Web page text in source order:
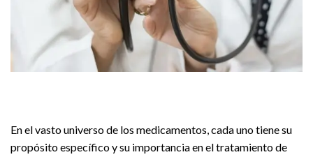
En el vasto universo de los medicamentos, cada uno tiene su
propósito específico y su importancia en el tratamiento de